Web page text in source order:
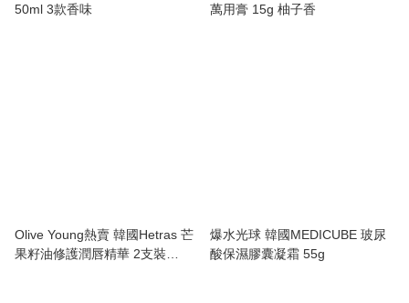
50ml 3款香味
萬用膏 15g 柚子香
Olive Young熱賣 韓國Hetras 芒
果籽油修護潤唇精華 2支裝
爆水光球 韓國MEDICUBE 玻尿
酸保濕膠囊凝霜 55g